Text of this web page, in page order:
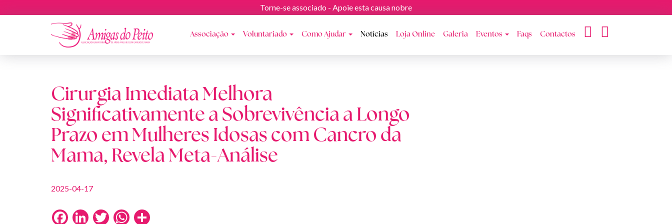
Torne-se associado - Apoie esta causa nobre
Associação Voluntariado Como Ajudar Notícias Loja Online Galeria Eventos Faqs Contactos
Cirurgia Imediata Melhora
Significativamente a Sobrevivência a Longo
Prazo em Mulheres Idosas com Cancro da
Mama, Revela Meta-Análise
2025-04-17
FacebookLinkedInTwitter WhatsApp